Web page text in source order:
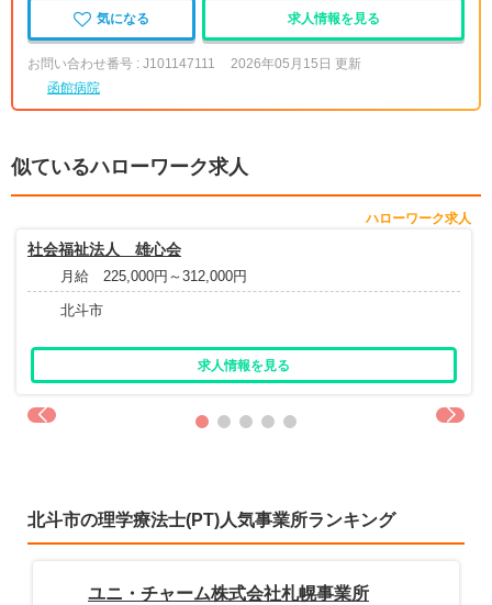
気になる 求人情報を見る
お問い合わせ番号 : J101147111
2026年05月15日 更新
函館病院
似ているハローワーク求人
ハローワーク求人
社会福祉法人 雄心会
月給 225,000円～312,000円
北斗市
求人情報を見る
北斗市の理学療法士(PT)人気事業所ランキング
ユニ・チャーム株式会社札幌事業所